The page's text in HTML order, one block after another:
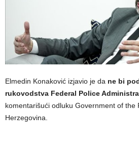
Elmedin Konaković izjavio je da ne bi
rukovodstva Federal Police
komentarišući odluku Government of the
Herzegovina.